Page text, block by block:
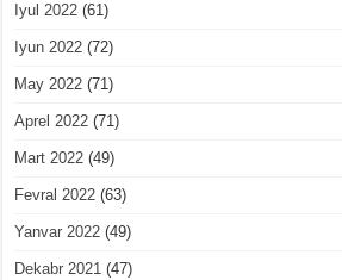
Iyul 2022 (61)
Iyun 2022 (72)
May 2022 (71)
Aprel 2022 (71)
Mart 2022 (49)
Fevral 2022 (63)
Yanvar 2022 (49)
Dekabr 2021 (47)